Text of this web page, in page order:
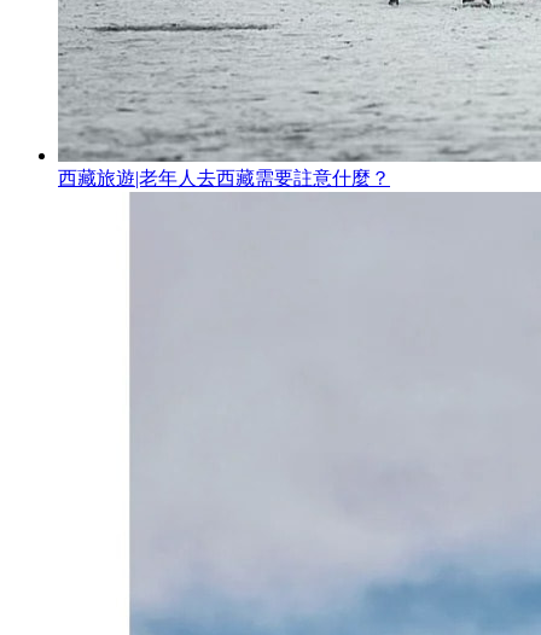
西藏旅遊|老年人去西藏需要註意什麼？